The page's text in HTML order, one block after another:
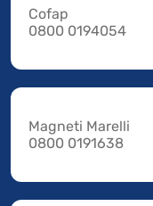
Cofap
0800 0194054
Magneti Marelli
0800 0191638